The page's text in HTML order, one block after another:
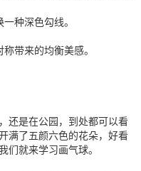
种深色勾线。
带来的均衡美感。
是在公园，到处都可以看
满了五颜六色的花朵，好看
们就来学习画气球。